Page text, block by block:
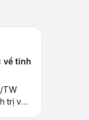
về tỉnh
TW
trị về